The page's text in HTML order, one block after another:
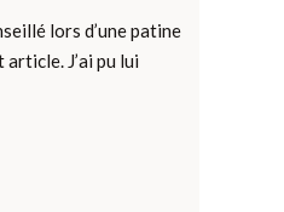
lors d’une patine
J’ai pu lui